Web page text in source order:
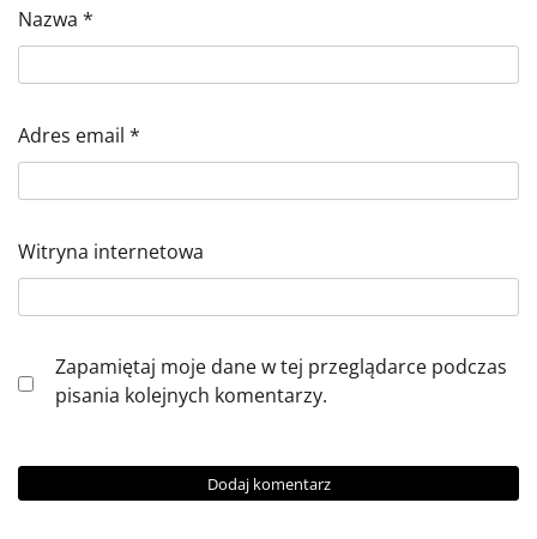
Nazwa *
Adres email *
Witryna internetowa
Zapamiętaj moje dane w tej przeglądarce podczas
pisania kolejnych komentarzy.